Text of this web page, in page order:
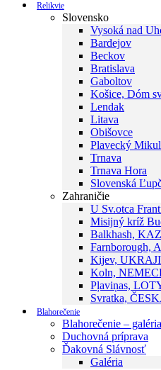
Relikvie
Slovensko
Vysoká nad
Bardejov
Beckov
Bratislava
Gaboltov
Košice, Dóm
Lendak
Litava
Obišovce
Plavecký
Trnava
Trnava Hora
Slovenská
Zahraničie
U Sv.otca
Misijný kríž
Balkhash,
Farnborough,
Kijev,
Koln,
Pļaviņas,
Svratka,
Blahorečenie
Blahorečenie – galéria
Duchovná príprava
Ďakovná Slávnosť
Galéria